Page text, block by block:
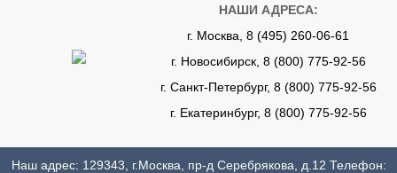
НАШИ АДРЕСА:
г. Москва, 8 (495) 260-06-61
г. Новосибирск, 8 (800) 775-92-56
г. Санкт-Петербург, 8 (800) 775-92-56
г. Екатеринбург, 8 (800) 775-92-56
Наш адрес: 129343, г.Москва, пр-д Серебрякова, д.12 Телефон: